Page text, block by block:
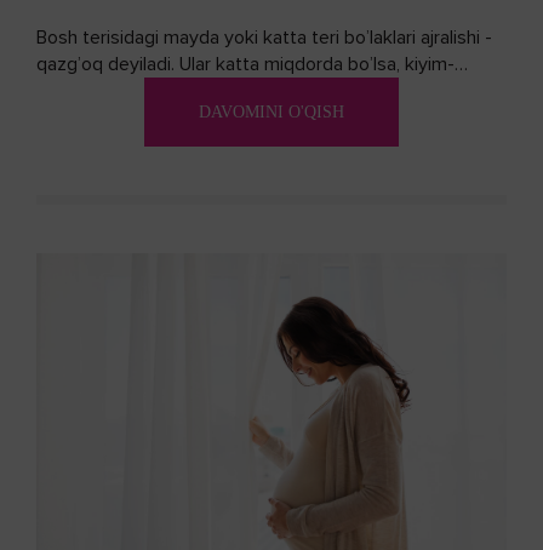
Bosh terisidagi mayda yoki katta teri bo’laklari ajralishi -
qazg’oq deyiladi. Ular katta miqdorda bo’lsa, kiyim-
DAVOMINI O'QISH